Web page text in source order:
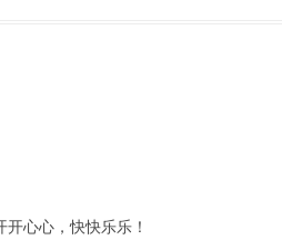
心心，快快乐乐！